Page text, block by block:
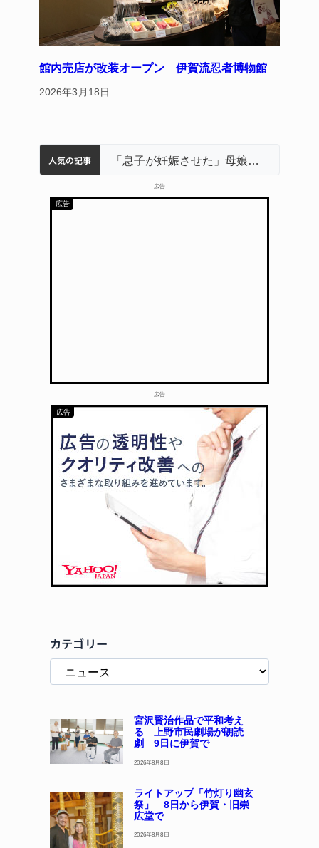
館内売店が改装オープン 伊賀流忍者博物館
2026年3月18日
人気の記事
名張市水道料金47％値上げへ 答申案、審議会で大筋まとまる
器物損壊容疑で83歳女逮捕 伊賀署
中学校の陶壁モニュメント 地元建設会社がボランティアで清掃 伊賀
名張市立病院のDMAT、熊本地震の被災地へ 能登以来3回目の派遣 「息子が妊娠させた」母娘だまされ400万円詐欺被害 名張
– 広告 –
– 広告 –
カテゴリー
宮沢賢治作品で平和考え
る 上野市民劇場が朗読
劇 9日に伊賀で
2026年8月8日
ライトアップ「竹灯り幽玄
祭」 8日から伊賀・旧崇
広堂で
2026年8月8日